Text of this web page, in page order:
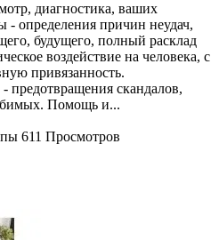
диагностика, ваших
- определения причин неудач,
будущего, полный расклад
воздействие на человека, с
привязанность.
предотвращения скандалов,
Помощь и...
611 Просмотров